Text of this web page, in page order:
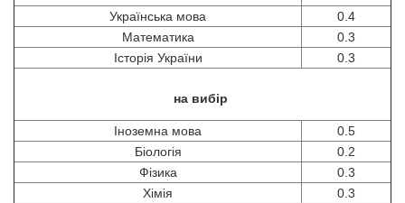
Українська мова
0.4
Математика
0.3
Історія України
0.3
на вибір
Іноземна мова
0.5
Біологія
0.2
Фізика
0.3
Хімія
0.3